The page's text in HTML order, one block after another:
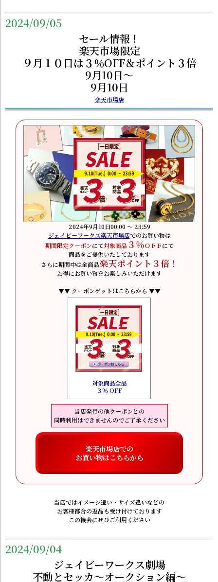
2024/09/05
セール情報！
楽天市場限定
９月１０日は３％OFF＆ポイント３倍
9月10日～
9月10日
楽天市場店
2024年9月10日00:00 ～ 23:59
ジェイビーワークス楽天市場店でのお買い物は
期間限定クーポンにて対象商品 ３％ＯＦＦにて
商品をご提供いたしております
さらに期間中は全商品楽天ポイント３倍！
お得にお買い物をお楽しみいただけます
▼▼ クーポンゲットはこちらから ▼▼
対象商品全品
３％ OFF
当店発行の他クーポンとの
同時利用はできませんのでご了承ください
楽天市場店での
お買い物はこちらから
当店ではイメージ違い・サイズ違いなどの
お客様都合の返品も受け付けております
この機会にぜひご利用ください
2024/09/04
ジェイビーワークス劇場
不動とセッカ～オークション編～